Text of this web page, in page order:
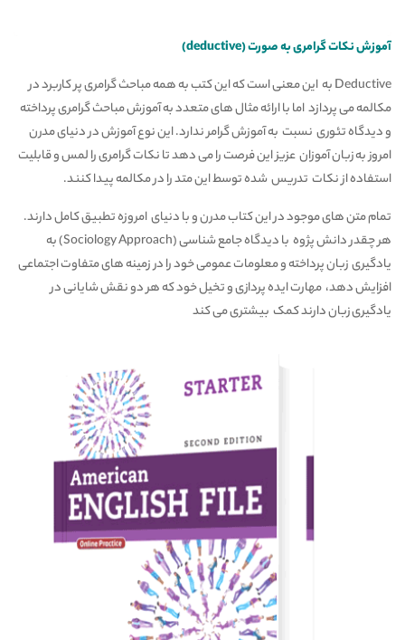
آموزش نکات گرامری به صورت(deductive)
Deductiveبه این معنی است که این کتب به همه مباحث گرامری پر کاربرد در
مکالمه می پردازد اما با ارائه مثال های متعدد به آموزش مباحث گرامری پرداخته
و دیدگاه تئوری نسبت به آموزش گرامر ندارد. این نوع آموزش در دنیای مدرن
امروز به زبان آموزان عزیز این فرصت را می دهد تا نکات گرامری را لمس و قابلیت
استفاده از نکات تدریس شده توسط این متد را در مکالمه پیدا کنند.
تمام متن های موجود در این کتاب مدرن و با دنیای امروزه تطبیق کامل دارند.
هر چقدر دانش پژوه با دیدگاه جامع شناسی
(Sociology Approach) به
یادگیری زبان پرداخته و معلومات عمومی خود را در زمینه های متفاوت اجتماعی
افزایش دهد، مهارت ایده پردازی و تخیل خود که هر دو نقش شایانی در
یادگیری زبان دارند کمک بیشتری می کند